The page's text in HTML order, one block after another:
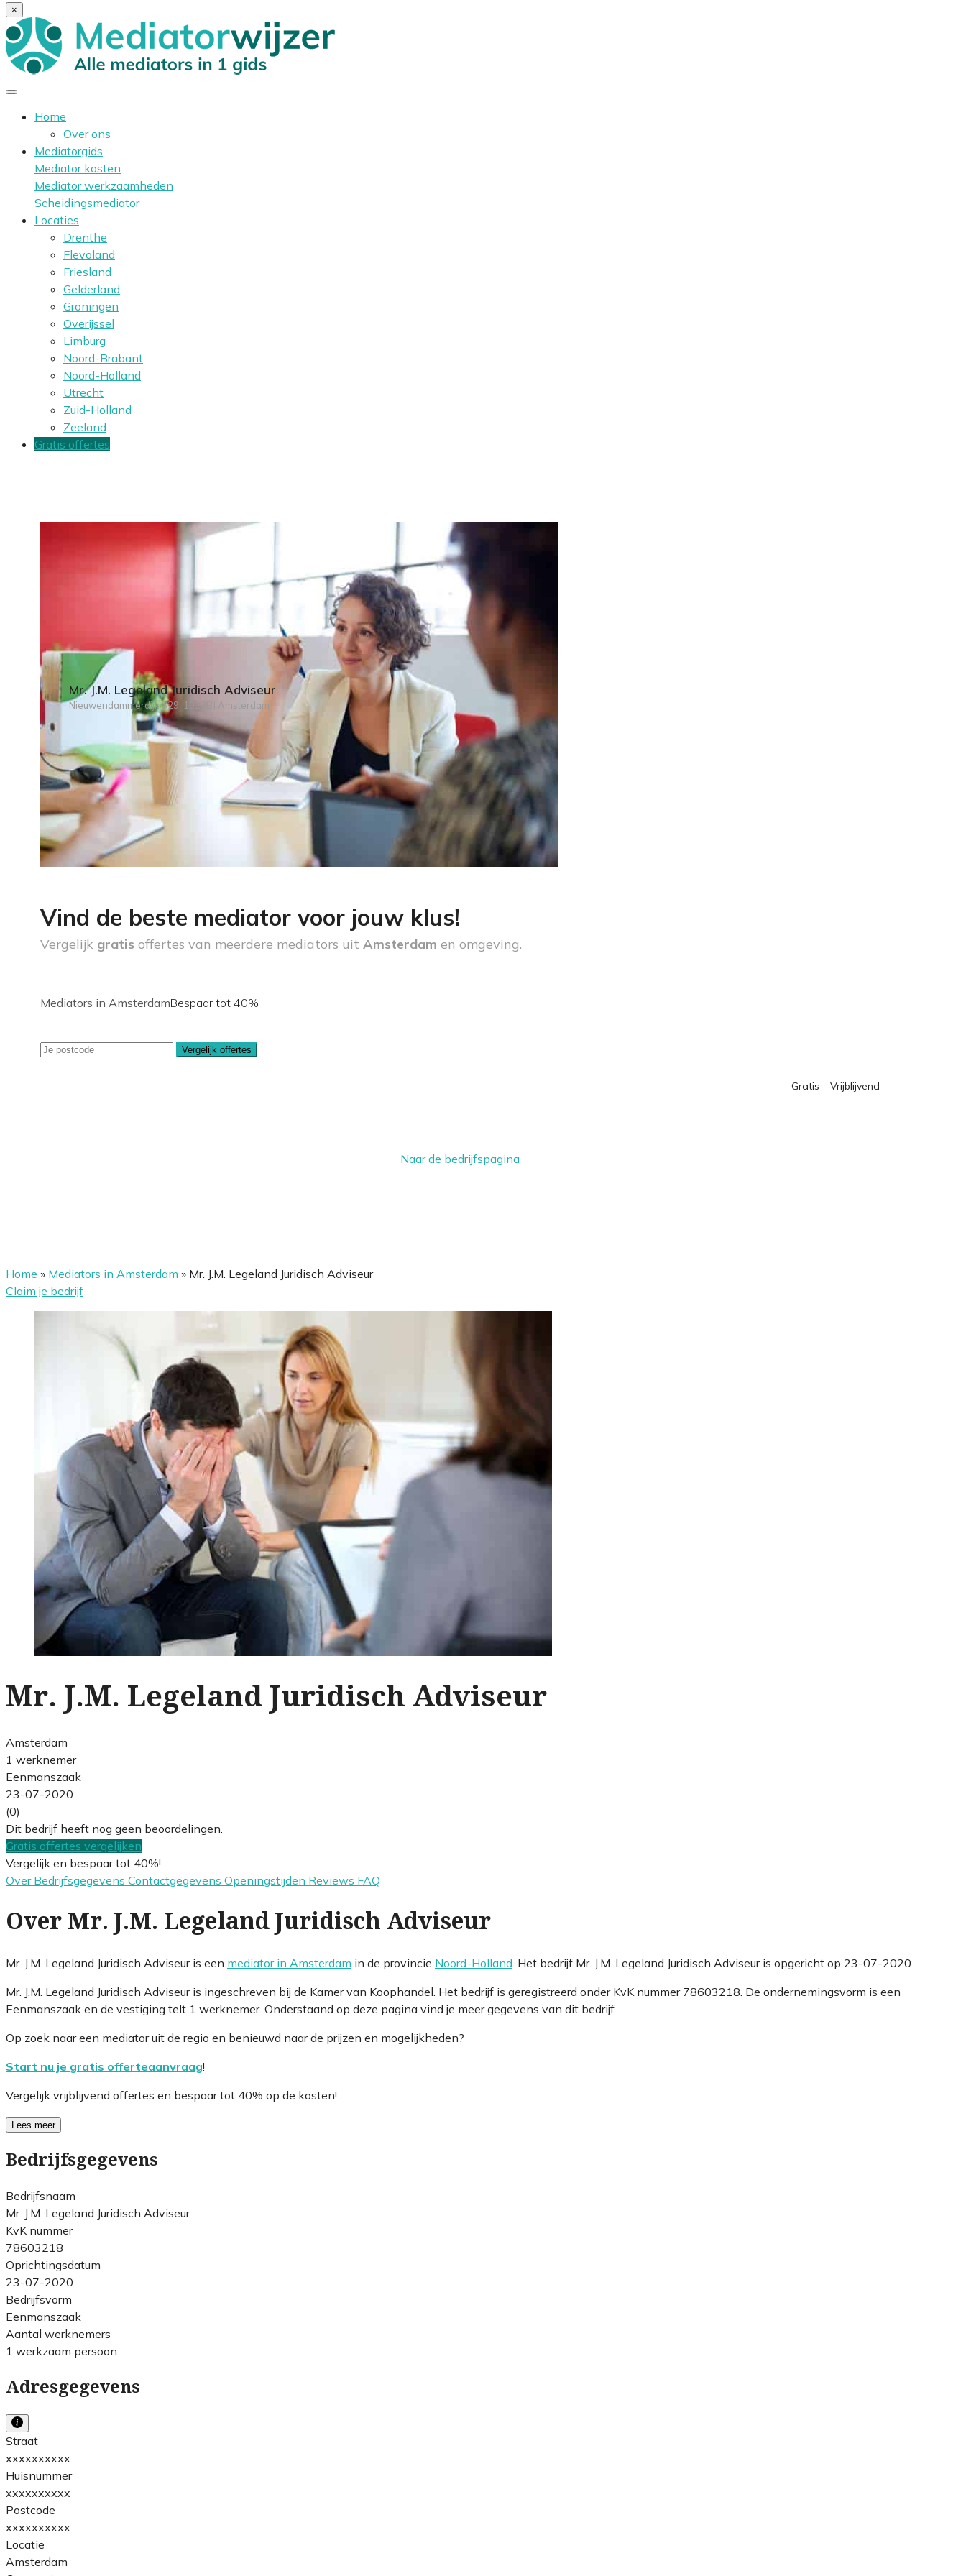
×
Home
Over ons
Mediatorgids
Mediator kosten
Mediator werkzaamheden
Scheidingsmediator
Locaties
Drenthe
Flevoland
Friesland
Gelderland
Groningen
Overijssel
Limburg
Noord-Brabant
Noord-Holland
Utrecht
Zuid-Holland
Zeeland
Gratis offertes
Mr. J.M. Legeland Juridisch Adviseur
Nieuwendammerdijk 329, 1023BJ Amsterdam
Vind de beste mediator voor jouw klus!
Vergelijk gratis offertes van meerdere mediators uit Amsterdam en omgeving.
Mediators in AmsterdamBespaar tot 40%
Vergelijk offertes
Gratis – Vrijblijvend
Naar de bedrijfspagina
Home » Mediators in Amsterdam » Mr. J.M. Legeland Juridisch Adviseur
Claim je bedrijf
Mr. J.M. Legeland Juridisch Adviseur
Amsterdam
1 werknemer
Eenmanszaak
23-07-2020
(0)
Dit bedrijf heeft nog geen beoordelingen.
Gratis offertes vergelijken
Vergelijk en bespaar tot 40%!
Over Bedrijfsgegevens Contactgegevens Openingstijden Reviews FAQ
Over Mr. J.M. Legeland Juridisch Adviseur
Mr. J.M. Legeland Juridisch Adviseur is een mediator in Amsterdam in de provincie Noord-Holland . Het bedrijf Mr. J.M. Legeland Juridisch Adviseur is opgericht op 23-07-2020.
Mr. J.M. Legeland Juridisch Adviseur is ingeschreven bij de Kamer van Koophandel. Het bedrijf is geregistreerd onder KvK nummer 78603218. De ondernemingsvorm is een
Eenmanszaak en de vestiging telt 1 werknemer. Onderstaand op deze pagina vind je meer gegevens van dit bedrijf.
Op zoek naar een mediator uit de regio en benieuwd naar de prijzen en mogelijkheden?
Start nu je gratis offerteaanvraag!
Vergelijk vrijblijvend offertes en bespaar tot 40% op de kosten!
Lees meer
Bedrijfsgegevens
Bedrijfsnaam
Mr. J.M. Legeland Juridisch Adviseur
KvK nummer
78603218
Oprichtingsdatum
23-07-2020
Bedrijfsvorm
Eenmanszaak
Aantal werknemers
1 werkzaam persoon
Adresgegevens
Straat
xxxxxxxxxx
Huisnummer
xxxxxxxxxx
Postcode
xxxxxxxxxx
Locatie
Amsterdam